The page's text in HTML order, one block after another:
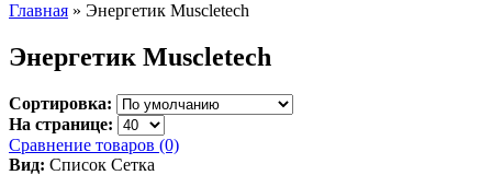
Главная » Энергетик Muscletech
Энергетик Muscletech
Сортировка:
На странице:
Сравнение товаров (0)
Вид: Список Сетка